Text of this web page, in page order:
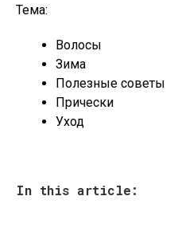
Тема:
Волосы
Зима
Полезные советы
Прически
Уход
In this article: